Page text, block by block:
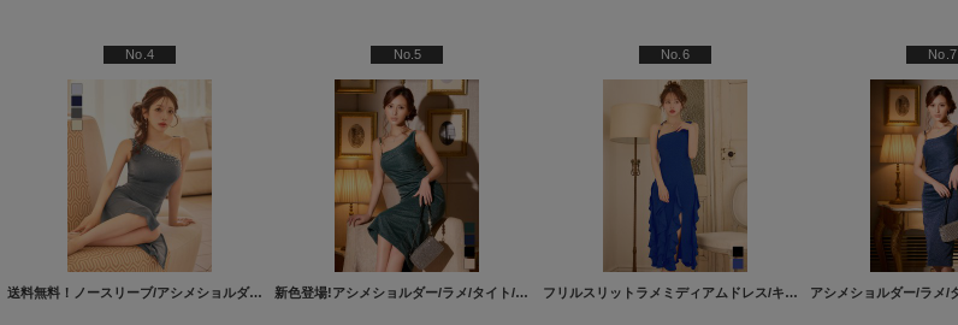
人気ランキング (上品系_ミディアムスカート)
[ 5814YNdzwFV-251212-2] [ 5814YNdzwFV-251212-1]
[J-1010IMFV-260611-1]
No.4
送料無料！ノースリーブ/アシメショルダー/パール/ビジュー/シアー/ラメ生地/タイト/スリット/ミディアムドレス/キャバドレス【S-Lサイズ/4カラー】[OF03]【YN】dzwFV
No.5
新色登場!アシメショルダー/ラメ/タイト/ストレッチ/ミディアムドレス/キャバドレス【XS-Mサイズ/4カラー】[OF03] 【IM】
No.6
フリルスリットラメミディアムドレス/キャバドレス【S-Lサイズ/2カラー】[OF03] 【YN】dzwvFV
No.7